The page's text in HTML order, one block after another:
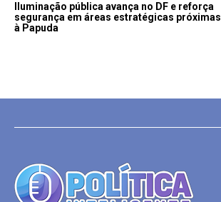
Iluminação pública avança no DF e reforça
segurança em áreas estratégicas próximas
à Papuda